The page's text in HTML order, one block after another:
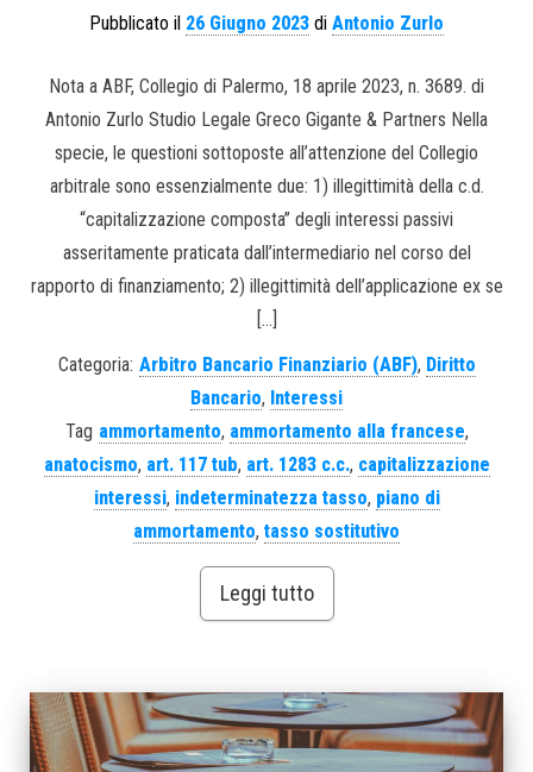
Pubblicato il 26 Giugno 2023 di Antonio Zurlo
Nota a ABF, Collegio di Palermo, 18 aprile 2023, n. 3689. di
Antonio Zurlo Studio Legale Greco Gigante & Partners Nella
specie, le questioni sottoposte all’attenzione del Collegio
arbitrale sono essenzialmente due: 1) illegittimità della c.d.
“capitalizzazione composta” degli interessi passivi
asseritamente praticata dall’intermediario nel corso del
rapporto di finanziamento; 2) illegittimità dell’applicazione ex se
[…]
Categoria: Arbitro Bancario Finanziario (ABF), Diritto
Bancario, Interessi
Tag ammortamento, ammortamento alla francese,
anatocismo, art. 117 tub, art. 1283 c.c., capitalizzazione
interessi, indeterminatezza tasso, piano di
ammortamento, tasso sostitutivo
Leggi tutto